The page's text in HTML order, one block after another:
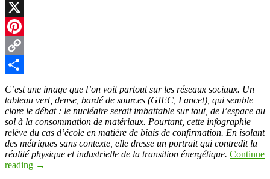
LinkedIn
X
Pinterest
Copy
Link
Partager
C’est une image que l’on voit partout sur les réseaux sociaux. Un
tableau vert, dense, bardé de sources (GIEC, Lancet), qui semble
clore le débat : le nucléaire serait imbattable sur tout, de l’espace au
sol à la consommation de matériaux. Pourtant, cette infographie
relève du cas d’école en matière de biais de confirmation. En isolant
des métriques sans contexte, elle dresse un portrait qui contredit la
réalité physique et industrielle de la transition énergétique. Continue
reading →